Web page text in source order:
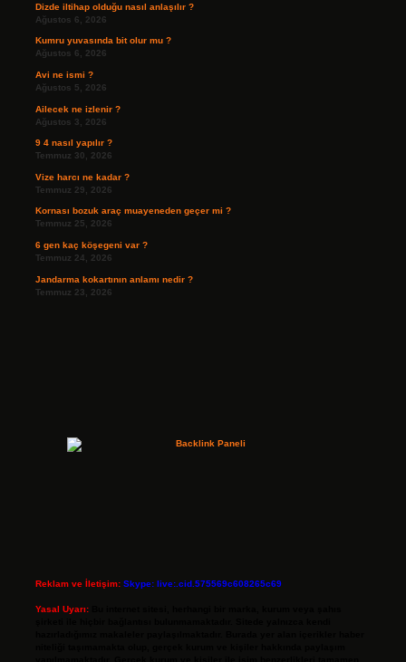
Dizde iltihap olduğu nasıl anlaşılır ?
Ağustos 6, 2026
Kumru yuvasında bit olur mu ?
Ağustos 6, 2026
Avi ne ismi ?
Ağustos 5, 2026
Ailecek ne izlenir ?
Ağustos 3, 2026
9 4 nasıl yapılır ?
Temmuz 30, 2026
Vize harcı ne kadar ?
Temmuz 29, 2026
Kornası bozuk araç muayeneden geçer mi ?
Temmuz 25, 2026
6 gen kaç köşegeni var ?
Temmuz 24, 2026
Jandarma kokartının anlamı nedir ?
Temmuz 23, 2026
Reklam ve İletişim: Skype: live:.cid.575569c608265c69
Yasal Uyarı: